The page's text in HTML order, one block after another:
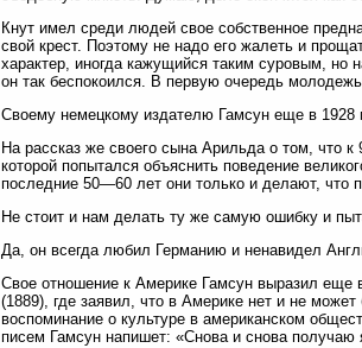
Кнут имел среди людей свое собственное
свой крест. Поэтому не надо его жалеть и
характер, иногда кажущийся таким суровым, но
он так беспокоился. В первую очередь
Своему немецкому издателю Гамсун еще в 1928
На рассказ же своего сына Арильда о том, что
которой попытался объяснить поведение
последние 50—60 лет они только и делают, что
Не стоит и нам делать ту же самую ошибку и
Да, он всегда любил Германию и ненавидел
Свое отношение к Америке Гамсун выразил еще
(1889), где заявил, что в Америке нет и не
воспоминание о культуре в американском
писем Гамсун напишет: «Снова и снова